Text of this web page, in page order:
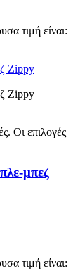
τιμή είναι:
Οι επιλογές
μπεζ
τιμή είναι: